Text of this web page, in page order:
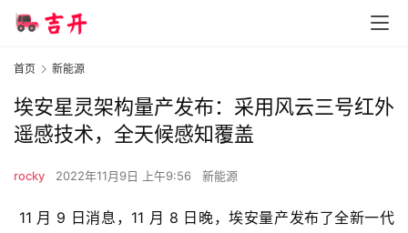
首页 新能源
埃安星灵架构量产发布：采用风云三号红外
遥感技术，全天候感知覆盖
rocky 2022年11月9日 上午9:56 新能源
11 月 9 日消息，11 月 8 日晚，埃安量产发布了全新一代